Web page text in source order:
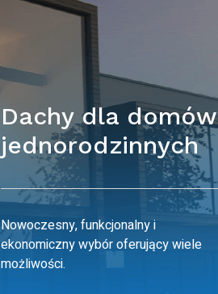
Dachy dla domów
jednorodzinnych
Nowoczesny, funkcjonalny i
ekonomiczny wybór oferujący wiele
możliwości.